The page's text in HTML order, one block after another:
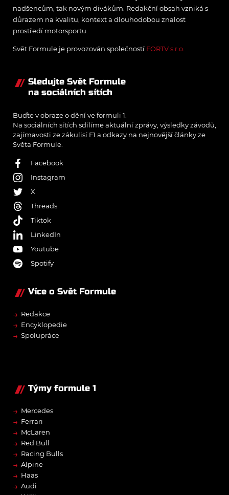
nadšencům, tak novým divákům. Redakční obsah vzniká s
důrazem na kvalitu, kontext a dlouhodobou znalost
prostředí motorsportu.
Svět Formule je provozován společností FORTV s.r.o.
Sledujte Svět Formule
na sociálních sítích
Buďte v obraze o dění ve formuli 1.
Na sociálních sítích sdílíme aktuální zprávy, výsledky závodů,
zajímavosti ze zákulisí F1 a odkazy na nejnovější články ze
Světa Formule.
Facebook
Instagram
X
Threads
Tiktok
LinkedIn
Youtube
Spotify
Více o Svět Formule
→ Redakce
→ Encyklopedie
→ Spolupráce
Týmy formule 1
→ Mercedes
→ Ferrari
→ McLaren
→ Red Bull
→ Racing Bulls
→ Alpine
→ Haas
→ Audi